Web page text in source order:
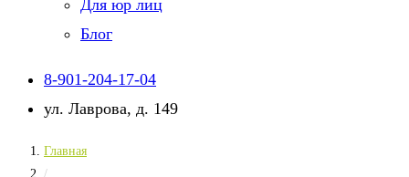
Для юр лиц
Блог
8-901-204-17-04
ул. Лаврова, д. 149
Главная
/